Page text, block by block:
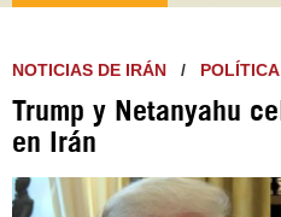
WhatsApp
Instagram
http://
NOTICIAS DE IRÁN / POLÍTICA
Trump y Netanyahu
en Irán